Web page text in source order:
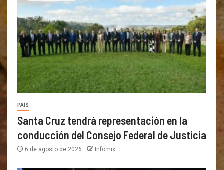
PAÍS
Santa Cruz tendrá representación en la
conducción del Consejo Federal de Justicia
6 de agosto de 2026 Infomix